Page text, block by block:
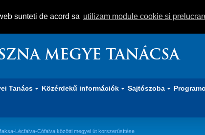
sunteti de acord sa utilizam module cookie si
MEGYE TANÁCSA
Tanács Közérdekű információk Sajtószoba
Lécfalva-Cófalva közötti megyei út korszerűsítése